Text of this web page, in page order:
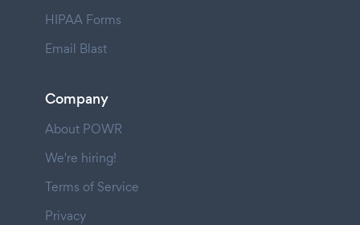
HIPAA Forms
Email Blast
Company
About POWR
We're hiring!
Terms of Service
Privacy